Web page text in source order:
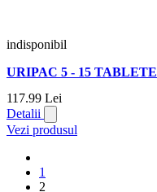
indisponibil
URIPAC 5 - 15 TABLETE
117.99 Lei
Detalii
Vezi produsul
1
2